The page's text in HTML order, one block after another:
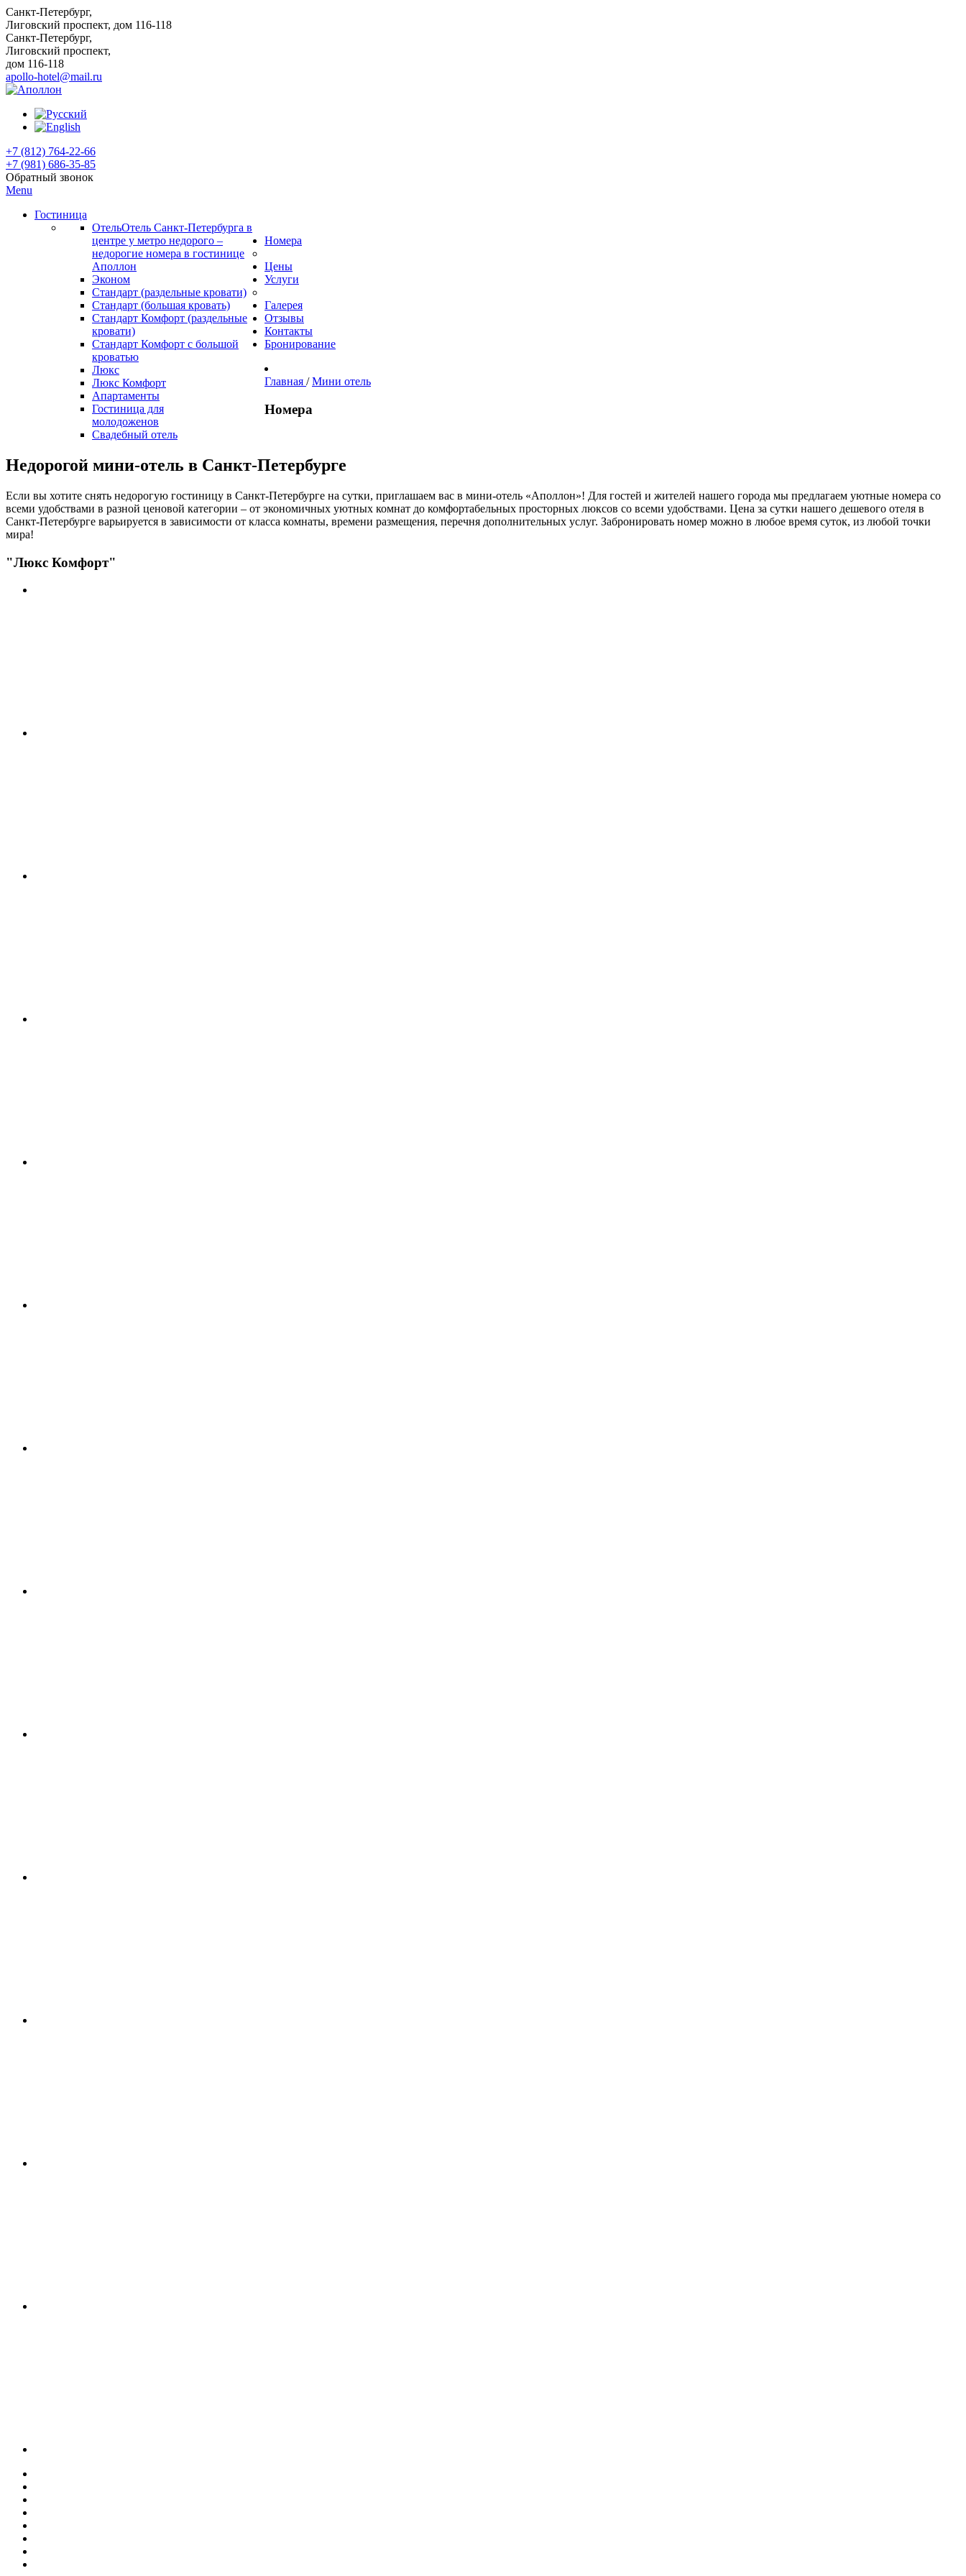
Санкт-Петербург,
Лиговский проспект, дом 116-118
Санкт-Петербург,
Лиговский проспект,
дом 116-118
apollo-hotel@mail.ru
+7 (812) 764-22-66
+7 (981) 686-35-85
Обратный звонок
Menu
Гостиница
ОтельОтель Санкт-Петербурга в
центре у метро недорого –
недорогие номера в гостинице
Аполлон
Номера
Эконом
Стандарт (раздельные кровати)
Стандарт (большая кровать)
Стандарт Комфорт (раздельные
кровати)
Стандарт Комфорт с большой
кроватью
Люкс
Люкс Комфорт
Апартаменты
Цены
Услуги
Гостиница для
молодоженов
Свадебный отель
Галерея
Отзывы
Контакты
Бронирование
Главная /Мини отель
Недорогой мини-отель в Санкт-Петербурге
Если вы хотите снять недорогую гостиницу в Санкт-Петербурге на сутки, приглашаем вас в мини-отель «Аполлон»! Для гостей и жителей нашего города мы предлагаем уютные номера со
всеми удобствами в разной ценовой категории – от экономичных уютных комнат до комфортабельных просторных люксов со всеми удобствами. Цена за сутки нашего дешевого отеля в
Санкт-Петербурге варьируется в зависимости от класса комнаты, времени размещения, перечня дополнительных услуг. Забронировать номер можно в любое время суток, из любой точки
мира!
"Люкс Комфорт"
Номера